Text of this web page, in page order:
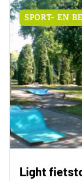
SPORT- EN
Light